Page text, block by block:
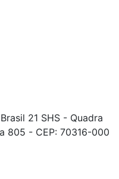
21 SHS - Quadra
805 - CEP: 70316-000